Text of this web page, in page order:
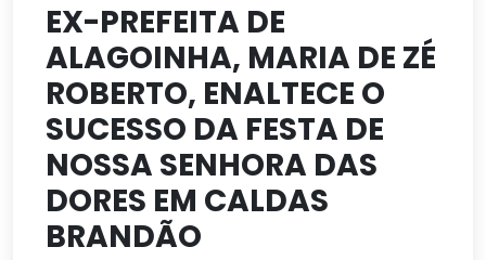
EX-PREFEITA DE
ALAGOINHA, MARIA DE ZÉ
ROBERTO, ENALTECE O
SUCESSO DA FESTA DE
NOSSA SENHORA DAS
DORES EM CALDAS
BRANDÃO